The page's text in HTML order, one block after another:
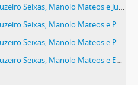
Seixas, Manolo Mateos e Juan Carlos Valera
Seixas, Manolo Mateos e Pedro Polo
Seixas, Manolo Mateos e Pedro Polo
Seixas, Manolo Mateos e Eduardo Tomé